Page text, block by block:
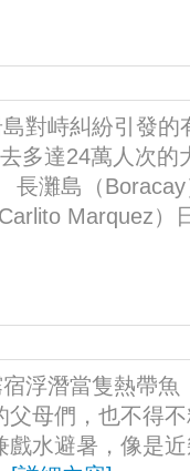
對峙糾紛引發
多達24萬人次
長灘島（
Marquez
浮潛當隻熱帶
母們，也不得
水避暑，像是